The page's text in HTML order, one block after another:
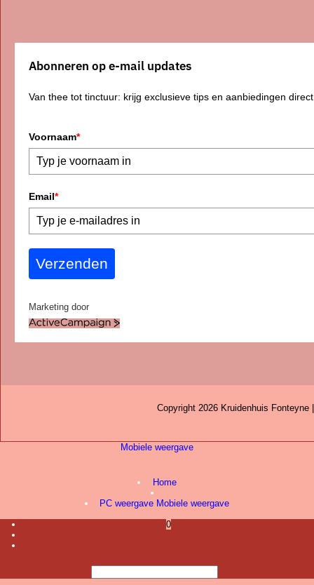
Abonneren op e-mail updates
Van thee tot tinctuur: krijg exclusieve tips en aanbiedingen
Voornaam*
Email*
Verzenden
Marketing door
ActiveCampaign
Copyright 2026 Kruidenhuis
Mobiele weergave
Home
PC weergave Mobiele weergave
0